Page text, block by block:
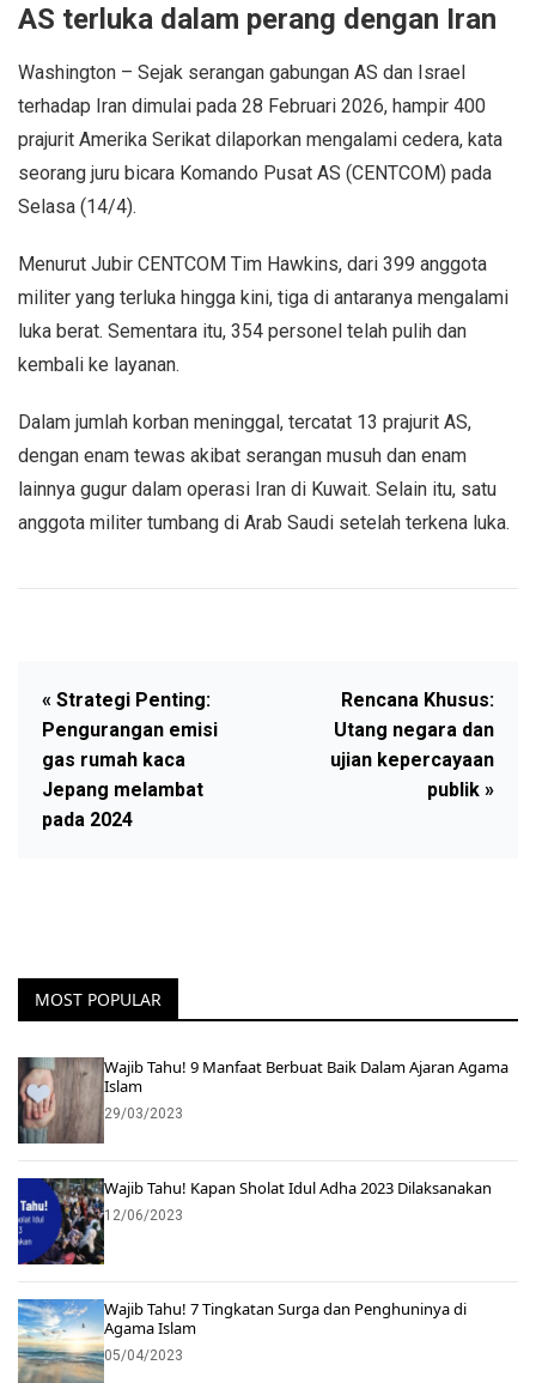
AS terluka dalam perang dengan Iran
Washington – Sejak serangan gabungan AS dan Israel
terhadap Iran dimulai pada 28 Februari 2026, hampir 400
prajurit Amerika Serikat dilaporkan mengalami cedera, kata
seorang juru bicara Komando Pusat AS (CENTCOM) pada
Selasa (14/4).
Menurut Jubir CENTCOM Tim Hawkins, dari 399 anggota
militer yang terluka hingga kini, tiga di antaranya mengalami
luka berat. Sementara itu, 354 personel telah pulih dan
kembali ke layanan.
Dalam jumlah korban meninggal, tercatat 13 prajurit AS,
dengan enam tewas akibat serangan musuh dan enam
lainnya gugur dalam operasi Iran di Kuwait. Selain itu, satu
anggota militer tumbang di Arab Saudi setelah terkena luka.
« Strategi Penting:
Pengurangan emisi
gas rumah kaca
Jepang melambat
pada 2024
Rencana Khusus:
Utang negara dan
ujian kepercayaan
publik »
MOST POPULAR
Wajib Tahu! 9 Manfaat Berbuat Baik Dalam Ajaran Agama
Islam
29/03/2023
Wajib Tahu! Kapan Sholat Idul Adha 2023 Dilaksanakan
12/06/2023
Wajib Tahu! 7 Tingkatan Surga dan Penghuninya di
Agama Islam
05/04/2023